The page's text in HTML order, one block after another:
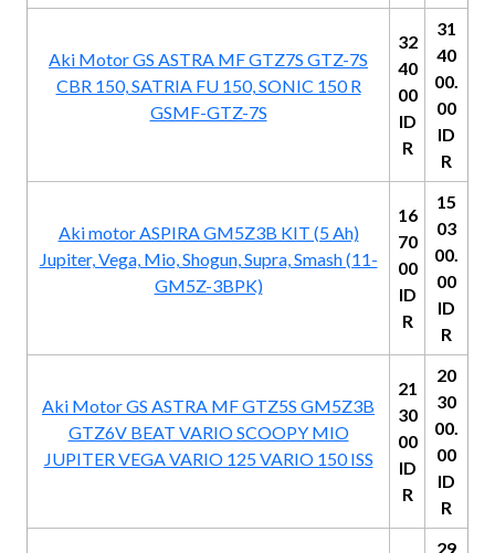
Aki Motor GS ASTRA MF GTZ7S GTZ-7S
CBR 150, SATRIA FU 150, SONIC 150 R
GSMF-GTZ-7S
32
40
00
ID
R
31
40
00.
00
ID
R
Aki motor ASPIRA GM5Z3B KIT (5 Ah)
Jupiter, Vega, Mio, Shogun, Supra, Smash (11-
GM5Z-3BPK)
16
70
00
ID
R
15
03
00.
00
ID
R
Aki Motor GS ASTRA MF GTZ5S GM5Z3B
GTZ6V BEAT VARIO SCOOPY MIO
JUPITER VEGA VARIO 125 VARIO 150 ISS
21
30
00
ID
R
20
30
00.
00
ID
R
29